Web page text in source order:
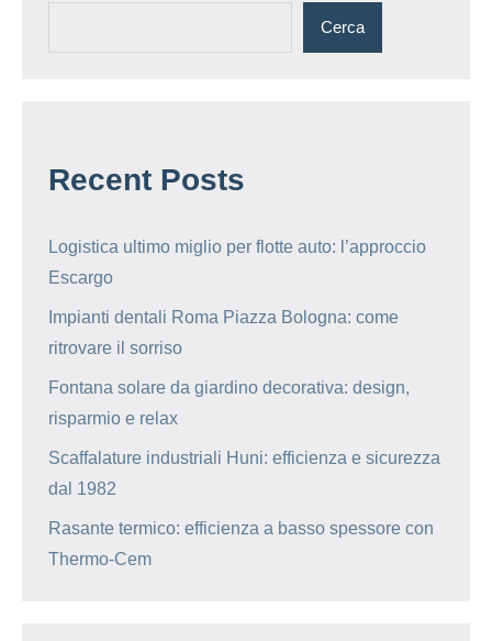
Cerca
Recent Posts
Logistica ultimo miglio per flotte auto: l’approccio
Escargo
Impianti dentali Roma Piazza Bologna: come
ritrovare il sorriso
Fontana solare da giardino decorativa: design,
risparmio e relax
Scaffalature industriali Huni: efficienza e sicurezza
dal 1982
Rasante termico: efficienza a basso spessore con
Thermo-Cem